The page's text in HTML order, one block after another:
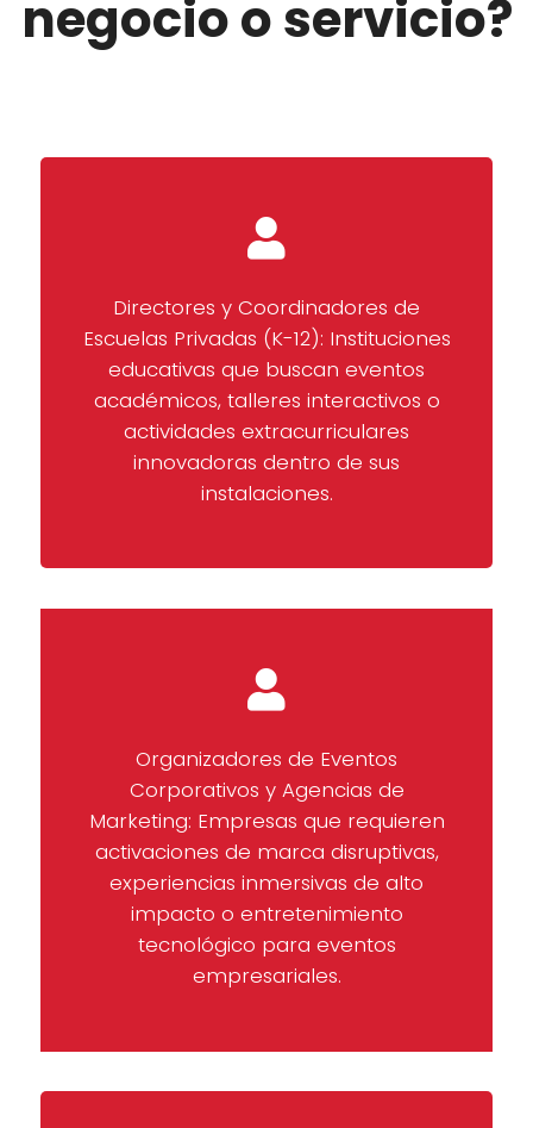
negocio o servicio?
Directores y Coordinadores de
Escuelas Privadas (K-12): Instituciones
educativas que buscan eventos
académicos, talleres interactivos o
actividades extracurriculares
innovadoras dentro de sus
instalaciones.
Organizadores de Eventos
Corporativos y Agencias de
Marketing: Empresas que requieren
activaciones de marca disruptivas,
experiencias inmersivas de alto
impacto o entretenimiento
tecnológico para eventos
empresariales.